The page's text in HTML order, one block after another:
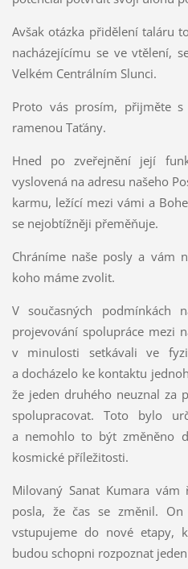
Avšak otázka přidělení taláru
nacházejícímu se ve vtělení,
Velkém Centrálním Slunci.
Proto vás prosím, přijměte
ramenou Taťány.
Hned po zveřejnění její
vyslovená na adresu našeho
karmu, ležící mezi vámi a
se nejobtížněji přeměňuje.
Chráníme naše posly a vám
koho máme zvolit.
V současných
projevování spolupráce mezi
v minulosti setkávali ve
a docházelo ke kontaktu
že jeden druhého neuznal za
spolupracovat. Toto bylo
a nemohlo to být změněno
kosmické příležitosti.
Milovaný Sanat Kumara
posla, že čas se změnil.
vstupujeme do nové etapy,
budou schopni rozpoznat